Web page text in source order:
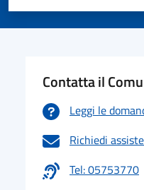
Valuta 5
Valuta 4
Valuta 3 stelle su
Valuta 2 stelle su 5
Valuta 1 stelle su 5
Contatta il
Leggi le
Richiedi
Tel: 05753770